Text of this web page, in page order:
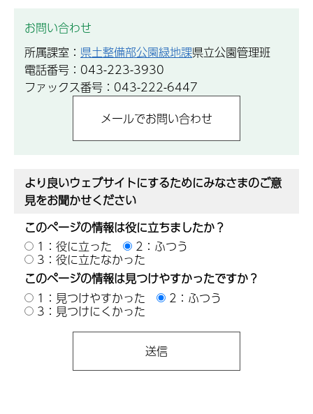
お問い合わせ
所属課室： 県土整備部公園緑地課県立公園管理班
電話番号：043-223-3930
ファックス番号：043-222-6447
より良いウェブサイトにするためにみなさまのご意
見をお聞かせください
このページの情報は役に立ちましたか？
1：役に立った
2：ふつう
3：役に立たなかった
このページの情報は見つけやすかったですか？
1：見つけやすかった
2：ふつう
3：見つけにくかった